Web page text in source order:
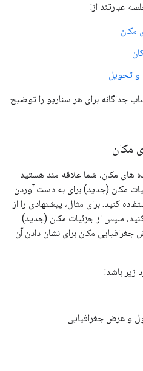
از:
برای هر سناریو را توضیح
مکان، شما علاقه مند هستید
(جدید) برای به دست آوردن
برای مثال، پیشنهادی را از
سپس از جزئیات مکان (جدید)
مکان برای نشان دادن آن
باشد:
عرض جغرافیایی